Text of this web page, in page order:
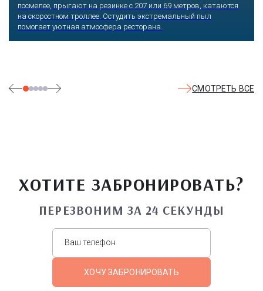
посмелее, прыгают на резинке с 207 или 69 метров, катаются
на скоростном троллее. Остудить экстремальный пыл
помогает уютная атмосфера ресторана.
СМОТРЕТЬ ВСЕ
ХОТИТЕ ЗАБРОНИРОВАТЬ?
ПЕРЕЗВОНИМ ЗА 24 СЕКУНДЫ
ХОЧУ ЗАБРОНИРОВАТЬ